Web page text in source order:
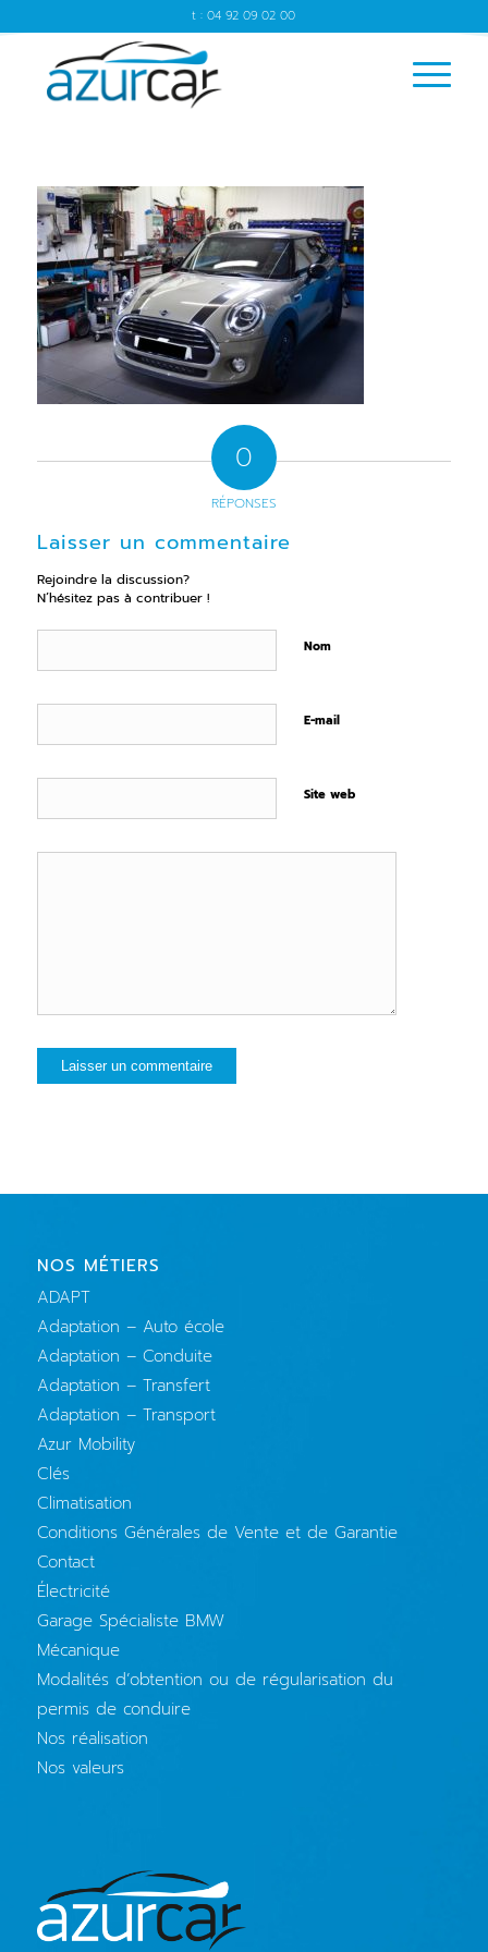
t : 04 92 09 02 00
0
RÉPONSES
Laisser un commentaire
Rejoindre la discussion?
N’hésitez pas à contribuer !
Nom
E-mail
Site web
NOS MÉTIERS
ADAPT
Adaptation – Auto école
Adaptation – Conduite
Adaptation – Transfert
Adaptation – Transport
Azur Mobility
Clés
Climatisation
Conditions Générales de Vente et de Garantie
Contact
Électricité
Garage Spécialiste BMW
Mécanique
Modalités d’obtention ou de régularisation du
permis de conduire
Nos réalisation
Nos valeurs